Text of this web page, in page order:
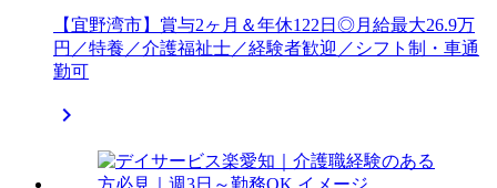
【宜野湾市】賞与2ヶ月＆年休122日◎月給最大26.9万
円／特養／介護福祉士／経験者歓迎／シフト制・車通
勤可
